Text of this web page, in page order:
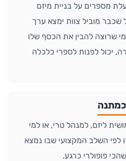
מספרים על בניית מיזם
שכבר מוביל צוות ימצא ערך
שרוצה להבין את הכסף שלו
יכול לפנות לספרי כלכלה
כמתנה
ליזם, למנהל טרי, או למי
לפי השלב המקצועי שבו נמצא
פופולרי כרגע.